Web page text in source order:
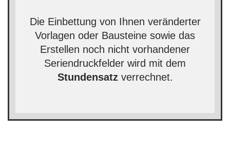
Die Einbettung von Ihnen veränderter
Vorlagen oder Bausteine sowie das
Erstellen noch nicht vorhandener
Seriendruckfelder wird mit dem
Stundensatzverrechnet.